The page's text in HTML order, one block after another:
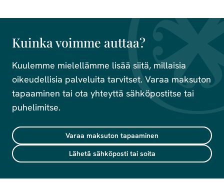
Kuinka voimme auttaa?
Kuulemme mielellämme lisää siitä, millaisia
oikeudellisia palveluita tarvitset. Varaa maksuton
tapaaminen tai ota yhteyttä sähköpostitse tai
puhelimitse.
Varaa maksuton tapaaminen
Lähetä sähköposti tai soita